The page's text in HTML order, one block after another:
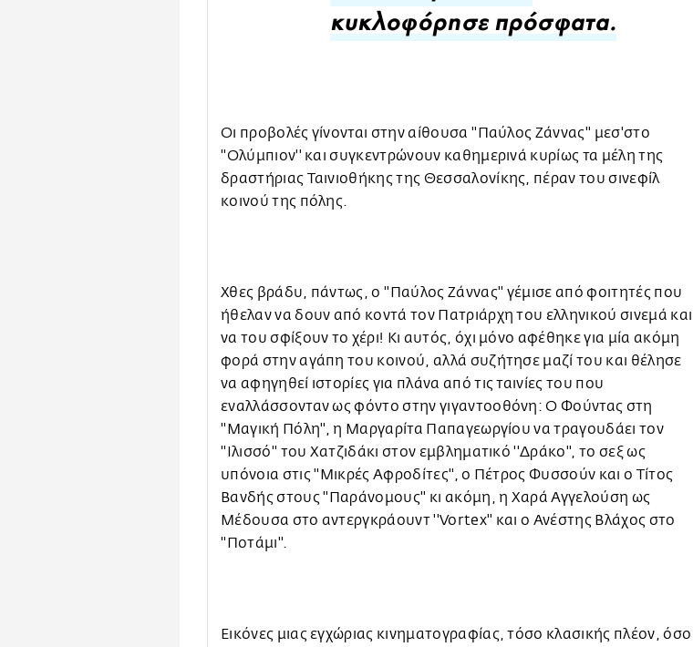
κυκλοφόρησε πρόσφατα.
Οι προβολές γίνονται στην αίθουσα ''Παύλος Ζάννας'' μεσ'στο
''Ολύμπιον'' και συγκεντρώνουν καθημερινά κυρίως τα μέλη της
δραστήριας Ταινιοθήκης της Θεσσαλονίκης, πέραν του σινεφίλ
κοινού της πόλης.
Χθες βράδυ, πάντως, ο ''Παύλος Ζάννας'' γέμισε από φοιτητές που
ήθελαν να δουν από κοντά τον Πατριάρχη του ελληνικού σινεμά και
να του σφίξουν το χέρι! Κι αυτός, όχι μόνο αφέθηκε για μία ακόμη
φορά στην αγάπη του κοινού, αλλά συζήτησε μαζί του και θέλησε
να αφηγηθεί ιστορίες για πλάνα από τις ταινίες του που
εναλλάσσονταν ως φόντο στην γιγαντοοθόνη: Ο Φούντας στη
''Μαγική Πόλη'', η Μαργαρίτα Παπαγεωργίου να τραγουδάει τον
''Ιλισσό'' του Χατζιδάκι στον εμβληματικό ''Δράκο'', το σεξ ως
υπόνοια στις ''Μικρές Αφροδίτες'', ο Πέτρος Φυσσούν και ο Τίτος
Βανδής στους ''Παράνομους'' κι ακόμη, η Χαρά Αγγελούση ως
Μέδουσα στο αντεργκράουντ ''Vortex'' και ο Ανέστης Βλάχος στο
''Ποτάμι''.
Εικόνες μιας εγχώριας κινηματογραφίας, τόσο κλασικής πλέον, όσο